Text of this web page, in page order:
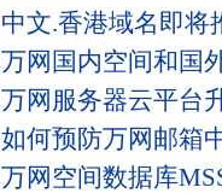
中文.香港域名即将
万网国内空间和国
万网服务器云平台
如何预防万网邮箱
万网空间数据库